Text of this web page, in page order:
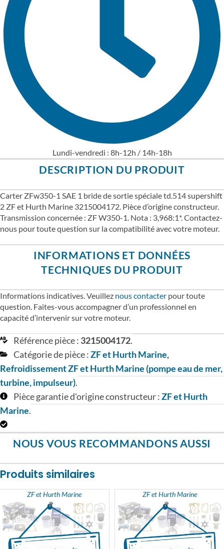
Lundi-vendredi : 8h-12h / 14h-18h
DESCRIPTION DU PRODUIT
Carter ZFw350-1 SAE 1 bride de sortie spéciale td.514 supershift
2 ZF et Hurth Marine 3215004172. Pièce d’origine constructeur.
Transmission concernée : ZF W350-1. Nota : 3,968:1*. Contactez-
nous pour toute question sur la compatibilité avec votre moteur.
INFORMATIONS ET DONNÉES
TECHNIQUES DU PRODUIT
Informations indicatives. Veuillez nous contacter pour toute
question. Faites-vous accompagner d’un professionnel en
capacité d’intervenir sur votre moteur.
Référence pièce : 3215004172.
Catégorie de pièce :ZF et Hurth Marine,
Refroidissement ZF et Hurth Marine (pompe eau de mer,
turbine, impulseur).
Pièce garantie d'origine constructeur :ZF et Hurth
Marine.
NOUS VOUS RECOMMANDONS AUSSI
Produits similaires
ZF et Hurth Marine ZF et Hurth Marine